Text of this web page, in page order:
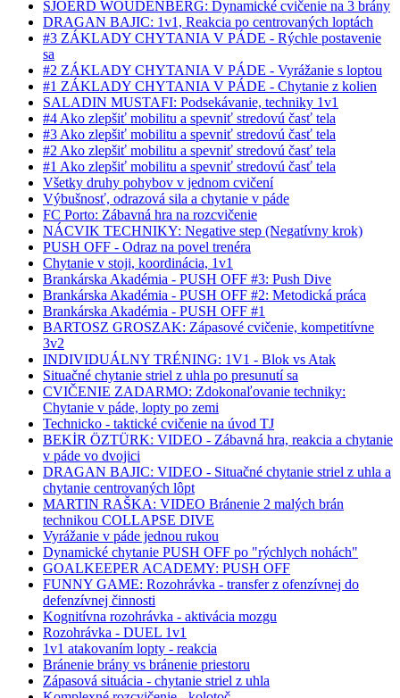
SJOERD WOUDENBERG: Dynamické cvičenie na 3 brány
DRAGAN BAJIC: 1v1, Reakcia po centrovaných loptách
#3 ZÁKLADY CHYTANIA V PÁDE - Rýchle postavenie
sa
#2 ZÁKLADY CHYTANIA V PÁDE - Vyrážanie s loptou
#1 ZÁKLADY CHYTANIA V PÁDE - Chytanie z kolien
SALADIN MUSTAFI: Podsekávanie, techniky 1v1
#4 Ako zlepšiť mobilitu a spevniť stredovú časť tela
#3 Ako zlepšiť mobilitu a spevniť stredovú časť tela
#2 Ako zlepšiť mobilitu a spevniť stredovú časť tela
#1 Ako zlepšiť mobilitu a spevniť stredovú časť tela
Všetky druhy pohybov v jednom cvičení
Výbušnosť, odrazová sila a chytanie v páde
FC Porto: Zábavná hra na rozcvičenie
NÁCVIK TECHNIKY: Negative step (Negatívny krok)
PUSH OFF - Odraz na povel trenéra
Chytanie v stoji, koordinácia, 1v1
Brankárska Akadémia - PUSH OFF #3: Push Dive
Brankárska Akadémia - PUSH OFF #2: Metodická práca
Brankárska Akadémia - PUSH OFF #1
BARTOSZ GROSZAK: Zápasové cvičenie, kompetitívne
3v2
INDIVIDUÁLNY TRÉNING: 1V1 - Blok vs Atak
Situačné chytanie striel z uhla po presunutí sa
CVIČENIE ZADARMO: Zdokonaľovanie techniky:
Chytanie v páde, lopty po zemi
Technicko - taktické cvičenie na úvod TJ
BEKİR ÖZTÜRK: VIDEO - Zábavná hra, reakcia a chytanie
v páde vo dvojici
DRAGAN BAJIC: VIDEO - Situačné chytanie striel z uhla a
chytanie centrovaných lôpt
MARTIN RAŠKA: VIDEO Bránenie 2 malých brán
technikou COLLAPSE DIVE
Vyrážanie v páde jednou rukou
Dynamické chytanie PUSH OFF po "rýchlych nohách"
GOALKEEPER ACADEMY: PUSH OFF
FUNNY GAME: Rozohrávka - transfer z ofenzívnej do
defenzívnej činnosti
Kognitívna rozohrávka - aktivácia mozgu
Rozohrávka - DUEL 1v1
1v1 atakovaním lopty - reakcia
Bránenie brány vs bránenie priestoru
Zápasová situácia - chytanie striel z uhla